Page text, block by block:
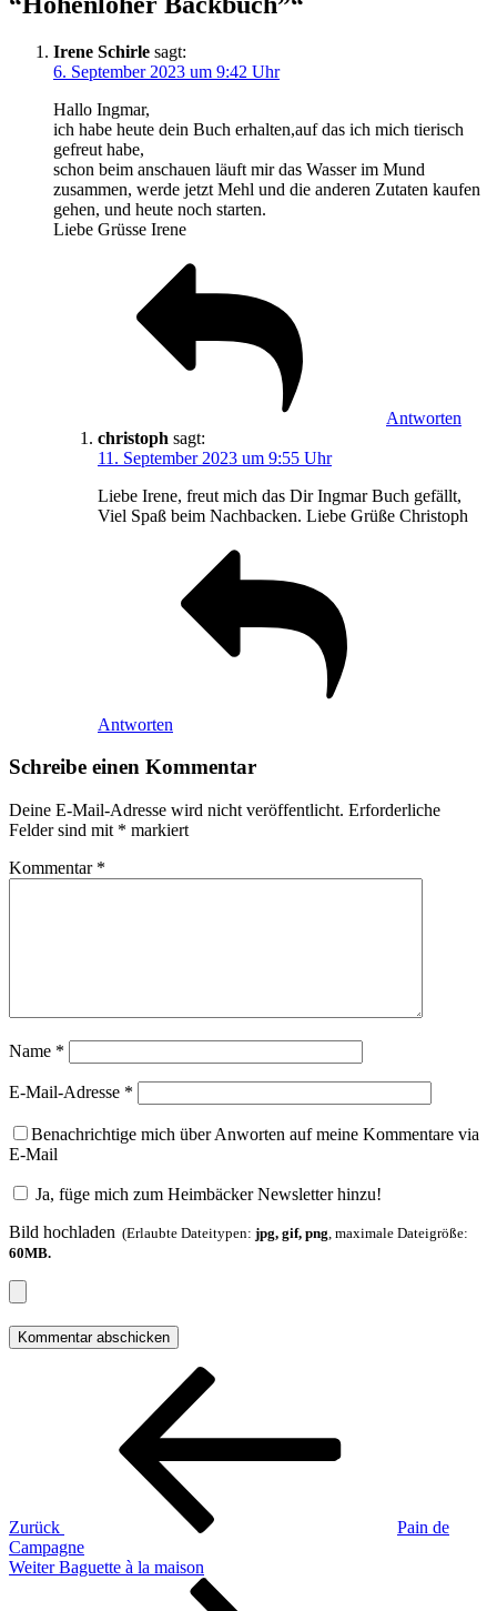
Irene Schirle sagt:
6. September 2023 um 9:42 Uhr
Hallo Ingmar,
ich habe heute dein Buch erhalten,auf das ich mich tierisch
gefreut habe,
schon beim anschauen läuft mir das Wasser im Mund
zusammen, werde jetzt Mehl und die anderen Zutaten kaufen
gehen, und heute noch starten.
Liebe Grüsse Irene
Antworten
christoph sagt:
11. September 2023 um 9:55 Uhr
Liebe Irene, freut mich das Dir Ingmar Buch gefällt,
Viel Spaß beim Nachbacken. Liebe Grüße Christoph
Antworten
Schreibe einen Kommentar
Deine E-Mail-Adresse wird nicht veröffentlicht. Erforderliche
Felder sind mit * markiert
Kommentar *
Name *
E-Mail-Adresse *
Benachrichtige mich über Anworten auf meine Kommentare via
E-Mail
Ja, füge mich zum Heimbäcker Newsletter hinzu!
Bild hochladen (Erlaubte Dateitypen: jpg, gif, png , maximale Dateigröße:
60MB.
Beitragsnavigation
Zurück
Pain de
Campagne
Nächster
Weiter Baguette à la maison